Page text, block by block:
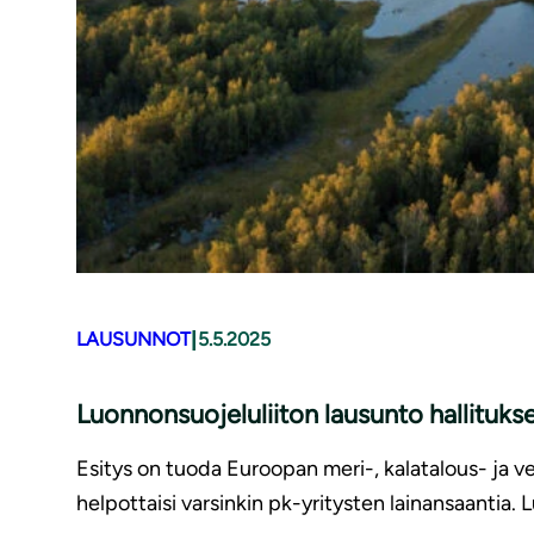
LAUSUNNOT| 5.5.2025
Luonnonsuojeluliiton lausunto
Esitys on tuoda Euroopan meri-, kalatalous- ja
helpottaisi varsinkin pk-yritysten lainansaantia.